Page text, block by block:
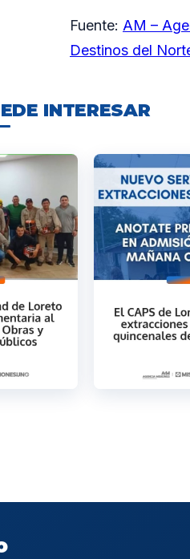
Fuente: AM –
Destinos del
INTERESAR